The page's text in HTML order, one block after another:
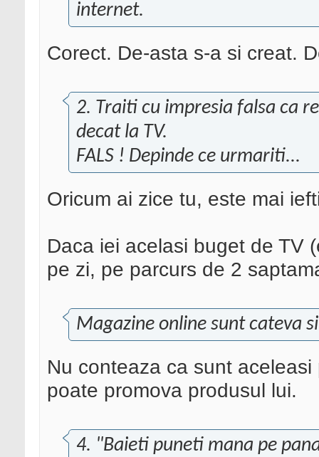
internet.
Corect. De-asta s-a si creat.
2. Traiti cu impresia falsa ca
decat la TV.
FALS ! Depinde ce urmariti...
Oricum ai zice tu, este mai
Daca iei acelasi buget de TV
pe zi, pe parcurs de 2
Magazine online sunt cateva
Nu conteaza ca sunt
poate promova produsul lui.
4. "Baieti puneti mana pe